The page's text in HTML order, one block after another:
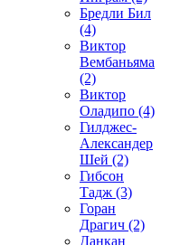
Бредли Бил
(4)
Виктор
Вембаньяма
(2)
Виктор
Оладипо (4)
Гилджес-
Александер
Шей (2)
Гибсон
Тадж (3)
Горан
Драгич (2)
Данкан